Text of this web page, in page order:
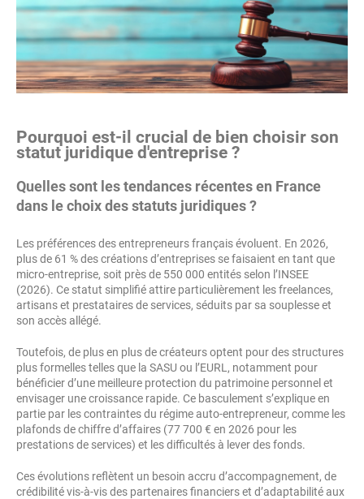
Pourquoi est-il crucial de bien choisir son
statut juridique d'entreprise ?
Quelles sont les tendances récentes en France
dans le choix des statuts juridiques ?
Les préférences des entrepreneurs français évoluent. En 2026,
plus de 61 % des créations d’entreprises se faisaient en tant que
micro-entreprise, soit près de 550 000 entités selon l’INSEE
(2026). Ce statut simplifié attire particulièrement les freelances,
artisans et prestataires de services, séduits par sa souplesse et
son accès allégé.
Toutefois, de plus en plus de créateurs optent pour des structures
plus formelles telles que la SASU ou l’EURL, notamment pour
bénéficier d’une meilleure protection du patrimoine personnel et
envisager une croissance rapide. Ce basculement s’explique en
partie par les contraintes du régime auto-entrepreneur, comme les
plafonds de chiffre d’affaires (77 700 € en 2026 pour les
prestations de services) et les difficultés à lever des fonds.
Ces évolutions reflètent un besoin accru d’accompagnement, de
crédibilité vis-à-vis des partenaires financiers et d’adaptabilité aux